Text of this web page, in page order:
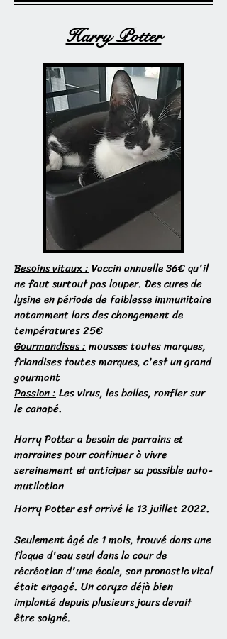
Harry Potter
Besoins vitaux :Vaccin annuelle 36€ qu'il
ne faut surtout pas louper. Des cures de
lysine en période de faiblesse immunitaire
notamment lors des changement de
températures 25€
Gourmandises :mousses toutes marques,
friandises toutes marques, c'est un grand
gourmant
Passion :Les virus, les balles, ronfler sur
le canapé.
Harry Potter a besoin de parrains et
marraines pour continuer à vivre
sereinement et anticiper sa possible auto-
mutilation
Harry Potter est arrivé le 13 juillet 2022.
Seulement âgé de 1 mois, trouvé dans une
flaque d'eau seul dans la cour de
récréation d'une école, son pronostic vital
était engagé. Un coryza déjà bien
implanté depuis plusieurs jours devait
être soigné.